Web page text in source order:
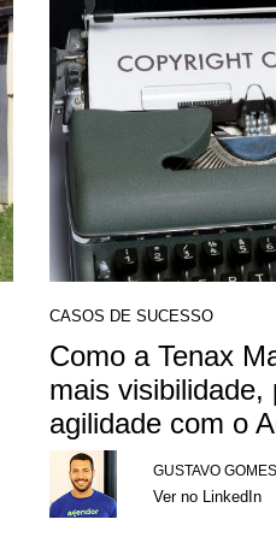
CASOS DE SUCESSO
Como a Tenax
mais visibilidade,
agilidade com o
GUSTAVO GOMES
Ver no LinkedIn